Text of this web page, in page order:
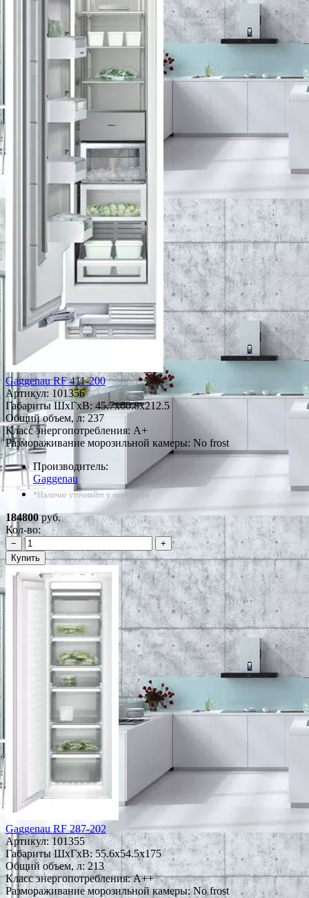
Gaggenau RF 411-200
Артикул: 101356
Габариты ШxГxВ: 45.7x60.8x212.5
Общий объем, л: 237
Класс энергопотребления: A+
Размораживание морозильной камеры: No frost
Производитель:
Gaggenau
*Наличие уточняйте у менеджера
184800руб.
Кол-во:
−
+
Купить
Gaggenau RF 287-202
Артикул:101355
Габариты ШxГxВ: 55.6x54.5x175
Общий объем, л: 213
Класс энергопотребления: A++
Размораживание морозильной камеры: No frost